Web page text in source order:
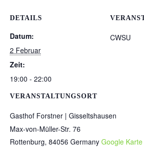
DETAILS
Datum:
2 Februar
Zeit:
19:00 - 22:00
VERANSTALTUNGSORT
Gasthof Forstner | Gisseltshausen
Max-von-Müller-Str. 76
Rottenburg, 84056 Germany Google
CWSU